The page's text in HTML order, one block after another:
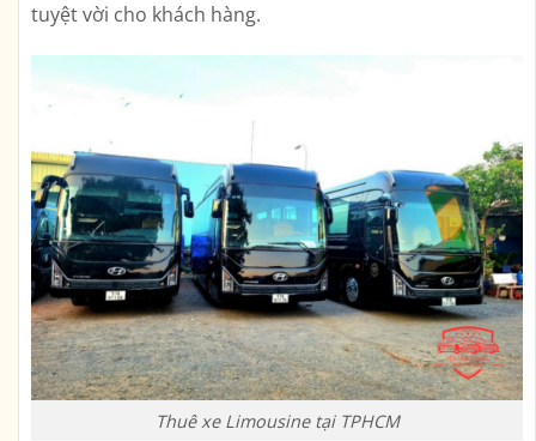
tuyệt vời cho khách hàng.
Thuê xe Limousine tại TPHCM